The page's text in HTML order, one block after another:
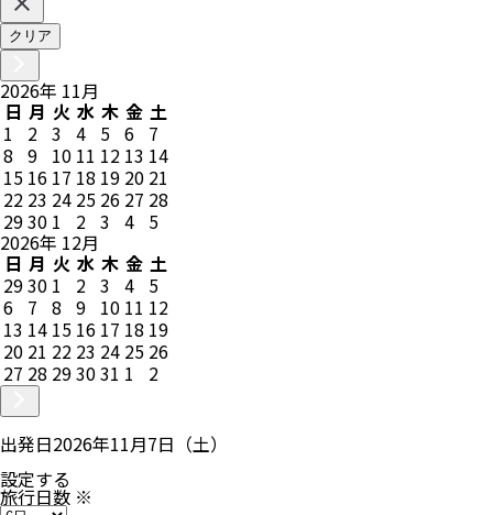
クリア
2026年 11月
日 月 火 水 木 金 土
1
2 3 4 5 6 7
8 9 10 11 12 13 14
15 16 17 18 19 20 21
22 23 24 25 26 27 28
2930 1 2 3 4 5
2026年 12月
日 月 火 水 木 金 土
2930 1 2 3 4 5
6 7 8 9 10 11 12
13 14 15 16 17 18 19
20 21 22 23 24 25 26
27 28 293031 1 2
出発日2026年11月7日（土）
設定する
旅行日数 ※